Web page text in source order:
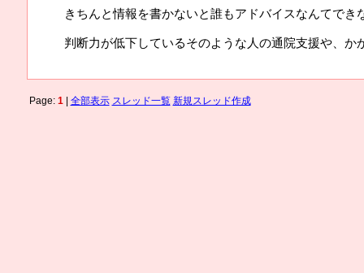
きちんと情報を書かないと誰もアドバイスなんてでき
判断力が低下しているそのような人の通院支援や、
Page: 1| 全部表示 スレッド一覧 新規スレッド作成